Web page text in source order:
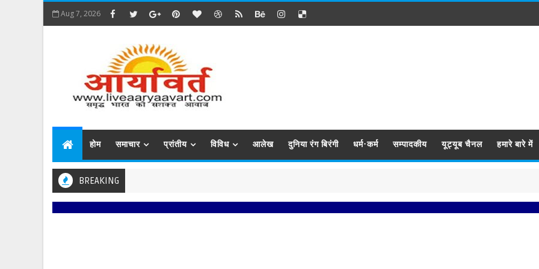
Aug 7, 2026
होम समाचार प्रांतीय विविध आलेख दुनिया रंग बिरंगी धर्म-कर्म सम्पादकीय यूट्यूब चैनल हमारे बारे में
BREAKING